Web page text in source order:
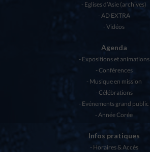
Eglises d’Asie (archives)
AD EXTRA
Vidéos
Agenda
Expositions et animations
Conférences
Musique en mission
Célébrations
Evénements grand public
Année Corée
Infos pratiques
Horaires & Accès